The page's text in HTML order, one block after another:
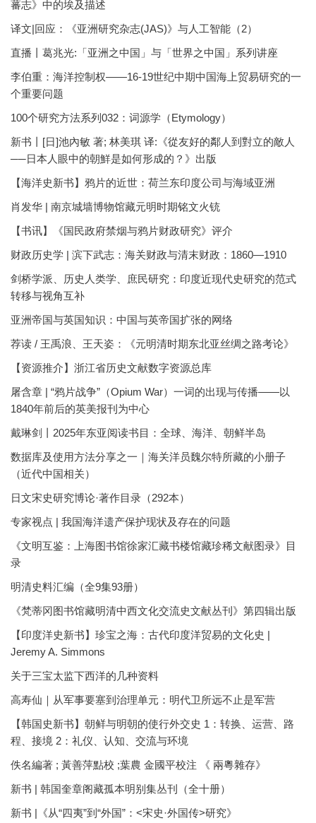
蕃志》中的埃及描述
译文|回应：《亚洲研究杂志(JAS)》与人工智能（2）
直播丨葛兆光:「亚洲之中国」与「世界之中国」系列讲座
李伯重：海洋控制权——16-19世纪中期中国海上贸易研究的一
个重要问题
100个研究方法系列032：词源学（Etymology）
新书丨[日]池內敏 著; 林美琪 译:《從友好的鄰人到對立的敵人
──日本人眼中的朝鮮是如何形成的？》出版
【海洋史新书】鸦片的近世：荷兰东印度公司与海域亚洲
肖发华 | 南京城墙博物馆藏元明时期铭文火铳
【书讯】《国民政府禁烟与鸦片财政研究》评介
财政历史学 | 滨下武志：海关财政与清末财政：1860—1910
剑桥学派、历史人类学、庶民研究：印度近现代史研究的范式
转移与视角互补
亚洲帝国与英国知识：中国与英帝国扩张的网络
荐读 / 王禹浪、王天姿：《元明清时期东北亚丝绸之路考论》
【资源推介】浙江省历史文献数字资源总库
屠含章 | “鸦片战争”（Opium War）一词的出现与传播——以
1840年前后的英美报刊为中心
戴琳剑丨2025年东亚阅读书目：全球、海洋、朝鲜半岛
数据库及使用方法分享之一｜海关洋员魏尔特所藏的小册子
（近代中国相关）
日文宋史研究博论·著作目录（292本）
专家视点 | 我国海洋遗产保护现状及存在的问题
《文明互鉴：上海图书馆徐家汇藏书楼馆藏珍稀文献图录》目
录
明清史料汇编（全9集93册）
《梵蒂冈图书馆藏明清中西文化交流史文献丛刊》第四辑出版
【印度洋史新书】珍宝之海：古代印度洋贸易的文化史 |
Jeremy A. Simmons
关于三宝太监下西洋的几种资料
高寿仙｜从军事要塞到治理单元：明代卫所远不止是军营
【韩国史新书】朝鲜与明朝的使行外交史 1：转换、运营、路
程、接境 2：礼仪、认知、交流与环境
佚名編著 ; 黃善萍點校 ;葉農 金國平校注 《 兩粵雜存》
新书 | 韩国奎章阁藏孤本明别集丛刊（全十册）
新书 |《从“四夷”到“外国”：<宋史·外国传>研究》